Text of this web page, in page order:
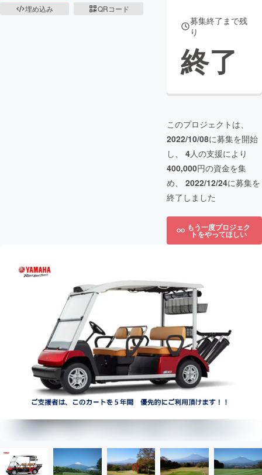
埋め込み
QRコード
募集終了まで残
り
終了
このプロジェクトは、
2022/10/08に募集を開始
し、 4人の支援により
400,000円の資金を集
め、 2022/12/24に募集を
終了しました
もう一度プロジェク
トをやってほしい